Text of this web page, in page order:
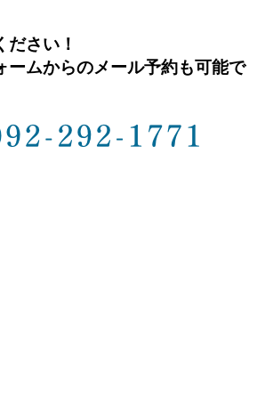
ださい！
ームからのメール予約も可能で